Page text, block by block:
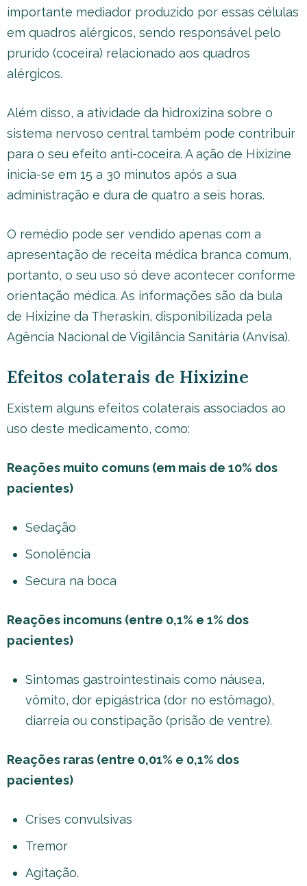
importante mediador produzido por essas células
em quadros alérgicos, sendo responsável pelo
prurido (coceira) relacionado aos quadros
alérgicos.
Além disso, a atividade da hidroxizina sobre o
sistema nervoso central também pode contribuir
para o seu efeito anti-coceira. A ação de Hixizine
inicia-se em 15 a 30 minutos após a sua
administração e dura de quatro a seis horas.
O remédio pode ser vendido apenas com a
apresentação de receita médica branca comum,
portanto, o seu uso só deve acontecer conforme
orientação médica. As informações são da bula
de Hixizine da Theraskin, disponibilizada pela
Agência Nacional de Vigilância Sanitária (Anvisa).
Efeitos colaterais de Hixizine
Existem alguns efeitos colaterais associados ao
uso deste medicamento, como:
Reações muito comuns (em mais de 10% dos
pacientes)
Sedação
Sonolência
Secura na boca
Reações incomuns (entre 0,1% e 1% dos
pacientes)
Sintomas gastrointestinais como náusea,
vômito, dor epigástrica (dor no estômago),
diarreia ou constipação (prisão de ventre).
Reações raras (entre 0,01% e 0,1% dos
pacientes)
Crises convulsivas
Tremor
Agitação.